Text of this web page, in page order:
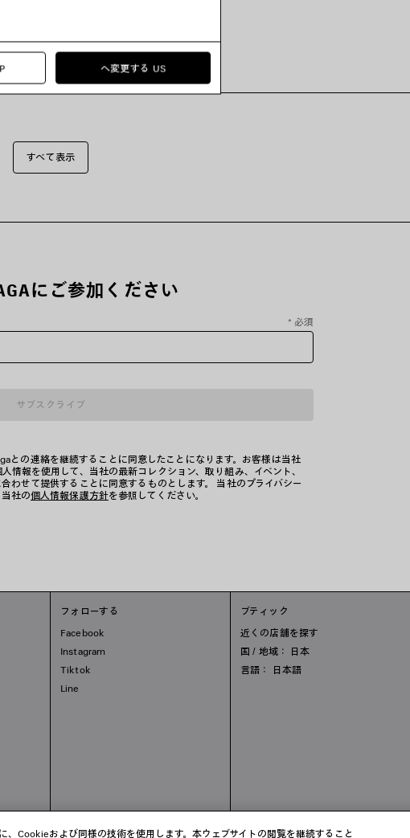
すべて表示
にご参加ください
* 必須
サブスクライブ
との連絡を継続することに同意したことになります。お客様は当社
情報を使用して、当社の最新コレクション、取り組み、イベント、
わせて提供することに同意するものとします。 当社のプライバシー
社の個人情報保護方針を参照してください。
フォローする
Facebook
Instagram
Tiktok
Line
ブティック
近くの店舗を探す
国 / 地域： 日本
言語： 日本語
へ変更する US
Cookieおよび同様の技術を使用します。本ウェブサイトの閲覧を継続すること